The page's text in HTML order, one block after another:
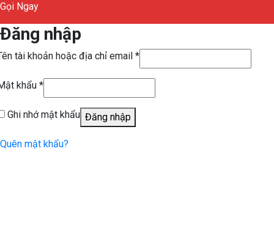
Gọi Ngay
Đăng nhập
tài khoản hoặc địa chỉ email *
khẩu *
Ghi nhớ mật khẩu Đăng nhập
Quên mật khẩu?